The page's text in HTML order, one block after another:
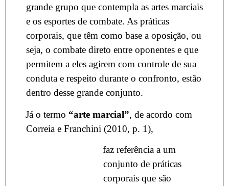
grande grupo que contempla as artes marciais
e os esportes de combate. As práticas
corporais, que têm como base a oposição, ou
seja, o combate direto entre oponentes e que
permitem a eles agirem com controle de sua
conduta e respeito durante o confronto, estão
dentro desse grande conjunto.
Já o termo “arte marcial”, de acordo com
Correia e Franchini (2010, p. 1),
faz referência a um
conjunto de práticas
corporais que são